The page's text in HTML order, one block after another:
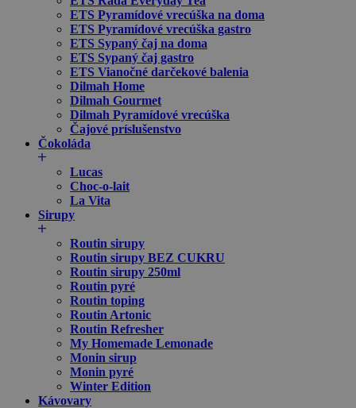
ETS Pyramídové vrecúška na doma
ETS Pyramídové vrecúška gastro
ETS Sypaný čaj na doma
ETS Sypaný čaj gastro
ETS Vianočné darčekové balenia
Dilmah Home
Dilmah Gourmet
Dilmah Pyramídové vrecúška
Čajové príslušenstvo
Čokoláda
Lucas
Choc-o-lait
La Vita
Sirupy
Routin sirupy
Routin sirupy BEZ CUKRU
Routin sirupy 250ml
Routin pyré
Routin toping
Routin Artonic
Routin Refresher
My Homemade Lemonade
Monin sirup
Monin pyré
Winter Edition
Kávovary